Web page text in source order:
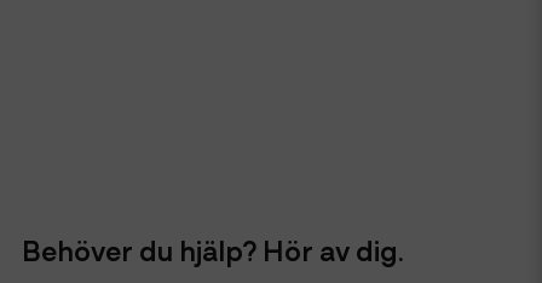
Behöver du hjälp? Hör av dig.